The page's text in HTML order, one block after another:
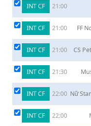
INT CF 21:00
INT CF 21:00
FF
INT CF 21:00 CS
INT CF 21:30
INT CF 22:00 Nữ
INT CF 22:00